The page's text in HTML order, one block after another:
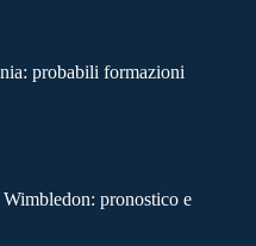
probabili formazioni
pronostico e